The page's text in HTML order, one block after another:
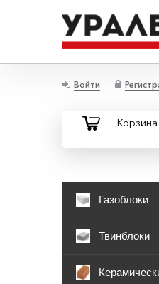
Войти
Корзина
Газоблоки
Твинблоки